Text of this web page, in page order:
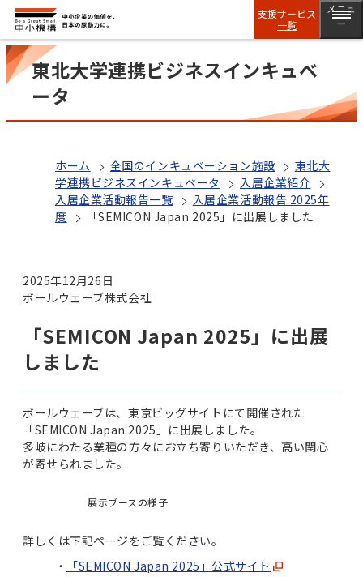
支援サービス
一覧
メニュ
ー
東北大学連携ビジネスインキュベ
ータ
ホーム 全国のインキュベーション施設
東北大
学連携ビジネスインキュベータ
入居企業紹介
入居企業活動報告一覧
入居企業活動報告 2025年
度
「SEMICON Japan 2025」に出展しました
2025年12月26日
ボールウェーブ株式会社
「SEMICON Japan 2025」に出展
しました
ボールウェーブは、東京ビッグサイトにて開催された
「SEMICON Japan 2025」に出展しました。
多岐にわたる業種の方々にお立ち寄りいただき、高い関心
が寄せられました。
展示ブースの様子
詳しくは下記ページをご覧ください。
「SEMICON Japan 2025」公式サイト